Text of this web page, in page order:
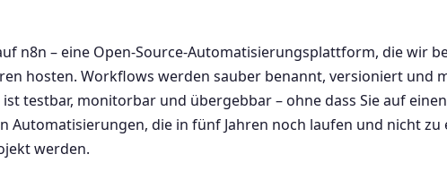
n8n – eine Open-Source-Automatisierungsplattform, die wir
hosten. Workflows werden sauber benannt, versioniert und
testbar, monitorbar und übergebbar – ohne dass Sie auf
Automatisierungen, die in fünf Jahren noch laufen und nicht
werden.